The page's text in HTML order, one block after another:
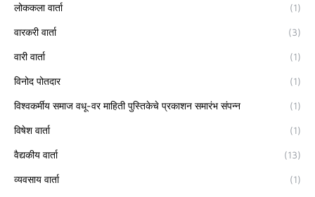
लोककला वार्ता (1)
वारकरी वार्ता (3)
वारी वार्ता (1)
विनोद पोतदार (1)
विश्वकर्मीय समाज वधू-वर माहिती पुस्तिकेचे प्रकाशन समारंभ संपन्न (1)
विषेश वार्ता (1)
वैद्यकीय वार्ता (13)
व्यवसाय वार्ता (1)